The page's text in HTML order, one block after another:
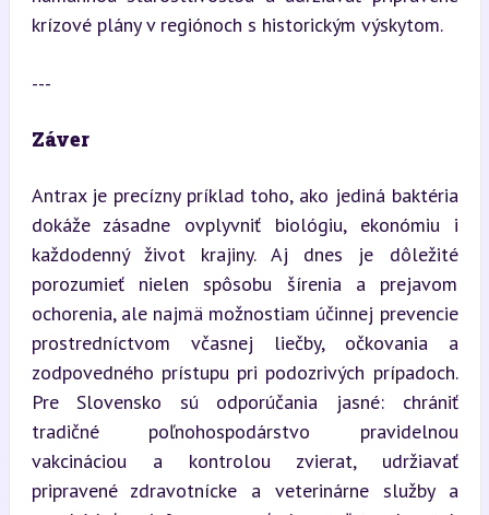
krízové plány v regiónoch s historickým výskytom.
---
Záver
Antrax je precízny príklad toho, ako jediná baktéria
dokáže zásadne ovplyvniť biológiu, ekonómiu i
každodenný život krajiny. Aj dnes je dôležité
porozumieť nielen spôsobu šírenia a prejavom
ochorenia, ale najmä možnostiam účinnej prevencie
prostredníctvom včasnej liečby, očkovania a
zodpovedného prístupu pri podozrivých prípadoch.
Pre Slovensko sú odporúčania jasné: chrániť
tradičné poľnohospodárstvo pravidelnou
vakcináciou a kontrolou zvierat, udržiavať
pripravené zdravotnícke a veterinárne služby a